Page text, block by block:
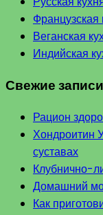
Французская
Веганская
Индийская
Свежие записи
Рацион
Хондроитин
суставах
Клубнично-
Домашний
Как